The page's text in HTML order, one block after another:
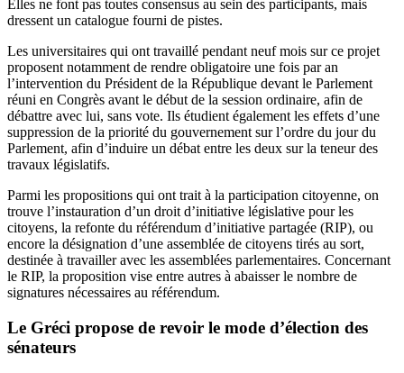
Elles ne font pas toutes consensus au sein des participants, mais
dressent un catalogue fourni de pistes.
Les universitaires qui ont travaillé pendant neuf mois sur ce projet
proposent notamment de rendre obligatoire une fois par an
l’intervention du Président de la République devant le Parlement
réuni en Congrès avant le début de la session ordinaire, afin de
débattre avec lui, sans vote. Ils étudient également les effets d’une
suppression de la priorité du gouvernement sur l’ordre du jour du
Parlement, afin d’induire un débat entre les deux sur la teneur des
travaux législatifs.
Parmi les propositions qui ont trait à la participation citoyenne, on
trouve l’instauration d’un droit d’initiative législative pour les
citoyens, la refonte du référendum d’initiative partagée (RIP), ou
encore la désignation d’une assemblée de citoyens tirés au sort,
destinée à travailler avec les assemblées parlementaires. Concernant
le RIP, la proposition vise entre autres à abaisser le nombre de
signatures nécessaires au référendum.
Le Gréci propose de revoir le mode d’élection des
sénateurs